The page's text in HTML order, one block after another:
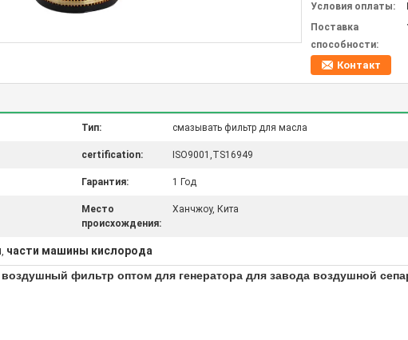
Условия оплаты:
Поставка
способности:
Контакт
Тип: смазывать фильтр для масла
certification: ISO9001,TS16949
Гарантия: 1 Год
Место
происхождения:
Ханчжоу, Кита
, части машины кислорода
фильтр оптом для генератора для завода воздушной